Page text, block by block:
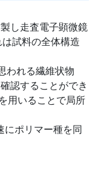
し走査電子顕微鏡
試料の全体構造
われる繊維状物
認することができ
用いることで局所
にポリマー種を同